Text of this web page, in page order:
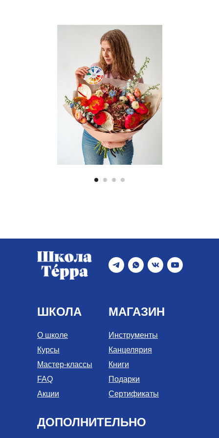
Инструменты
Канцелярия
Подарки
Книги
Сертификаты
МАГАЗИН
Курсы
О школе
Мастер-классы
FAQ
Акции
ШКОЛА
ДОПОЛНИТЕЛЬНО